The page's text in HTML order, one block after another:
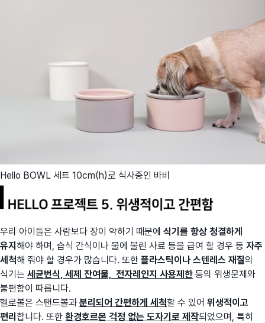
Hello BOWL 세트 10cm(h)로 식사중인 바비
우리 아이들은 사람보다 장이 약하기 때문에 식기를 항상 청결하게
유지 해야 하며, 습식 간식이나 물에 불린 사료 등을 급여 할 경우 등 자주
세척해 줘야 할 경우가 많습니다. 또한 플라스틱이나 스텐레스 재질의
식기는 세균번식, 세제 잔여물, 전자레인지 사용제한 등의 위생문제와
불편함이 따릅니다.
헬로볼은 스탠드볼과분리되어 간편하게 세척할 수 있어 위생적이고
편리 합니다. 또한 환경호르몬 걱정 없는 도자기로 제작되었으며, 특히